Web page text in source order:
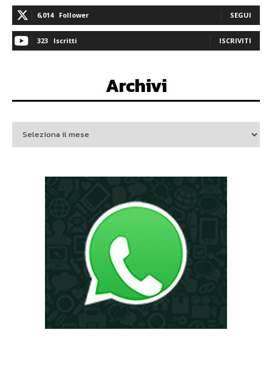
6,014 Follower SEGUI
323 Iscritti ISCRIVITI
Archivi